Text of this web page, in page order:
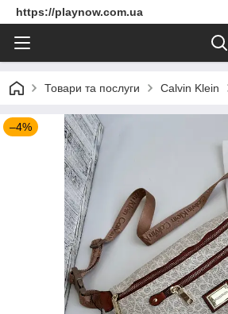
https://playnow.com.ua
Товари та послуги Calvin Klein
–4%